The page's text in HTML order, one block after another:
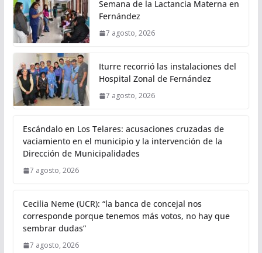
Semana de la Lactancia Materna en
Fernández
7 agosto, 2026
Iturre recorrió las instalaciones del
Hospital Zonal de Fernández
7 agosto, 2026
Escándalo en Los Telares: acusaciones cruzadas de
vaciamiento en el municipio y la intervención de la
Dirección de Municipalidades
7 agosto, 2026
Cecilia Neme (UCR): “la banca de concejal nos
corresponde porque tenemos más votos, no hay que
sembrar dudas”
7 agosto, 2026